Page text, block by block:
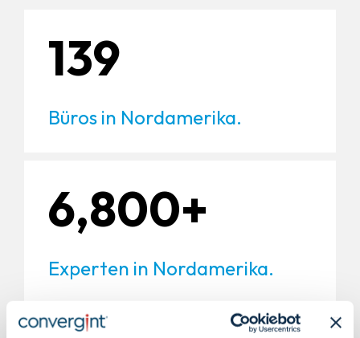
139
Büros in Nordamerika.
6,800+
Experten in Nordamerika.